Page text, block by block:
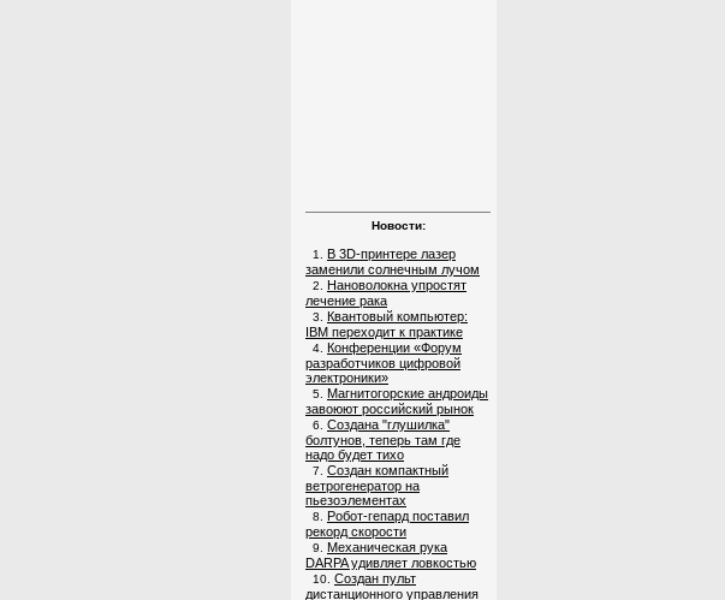
Новости:
1. В 3D-принтере лазер
заменили солнечным лучом
2. Нановолокна упростят
лечение рака
3. Квантовый компьютер:
IBM переходит к практике
4. Конференции «Форум
разработчиков цифровой
электроники»
5. Магнитогорские андроиды
завоюют российский рынок
6. Создана "глушилка"
болтунов, теперь там где
надо будет тихо
7. Создан компактный
ветрогенератор на
пьезоэлементах
8. Робот-гепард поставил
рекорд скорости
9. Механическая рука
DARPA удивляет ловкостью
10. Создан пульт
дистанционного управления